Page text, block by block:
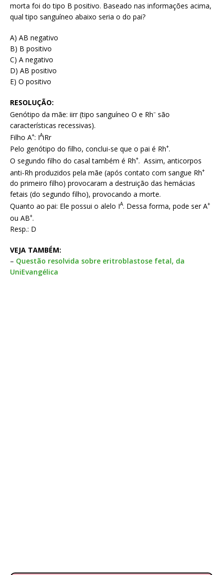
morta foi do tipo B positivo. Baseado nas informações acima,
qual tipo sanguíneo abaixo seria o do pai?
A) AB negativo
B) B positivo
C) A negativo
D) AB positivo
E) O positivo
RESOLUÇÃO:
Genótipo da mãe: iirr (tipo sanguíneo O e Rh– são
características recessivas).
Filho A+: IAiRr
Pelo genótipo do filho, conclui-se que o pai é Rh+.
O segundo filho do casal também é Rh+. Assim, anticorpos
anti-Rh produzidos pela mãe (após contato com sangue Rh+
do primeiro filho) provocaram a destruição das hemácias
fetais (do segundo filho), provocando a morte.
Quanto ao pai: Ele possui o alelo IA. Dessa forma, pode ser A+
ou AB+.
Resp.: D
VEJA TAMBÉM:
– Questão resolvida sobre eritroblastose fetal, da
UniEvangélica